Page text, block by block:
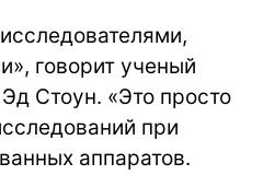
говорит ученый
Стоун. «Это просто
при
аппаратов.